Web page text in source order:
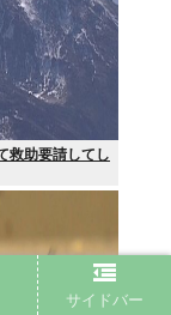
救助要請してし
サイドバー